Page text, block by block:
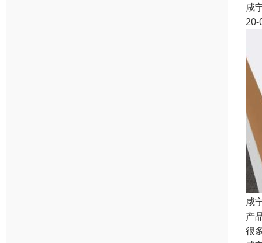
咸
20-
咸
产
很